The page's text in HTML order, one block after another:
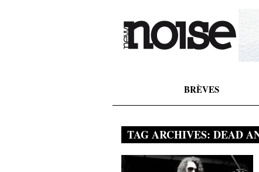
BRÈVES
TAG ARCHIVES: DEAD